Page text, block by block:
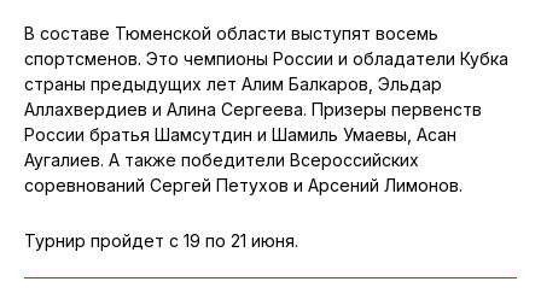
В составе Тюменской области выступят восемь
спортсменов. Это чемпионы России и обладатели Кубка
страны предыдущих лет Алим Балкаров, Эльдар
Аллахвердиев и Алина Сергеева. Призеры первенств
России братья Шамсутдин и Шамиль Умаевы, Асан
Аугалиев. А также победители Всероссийских
соревнований Сергей Петухов и Арсений Лимонов.
Турнир пройдет с 19 по 21 июня.